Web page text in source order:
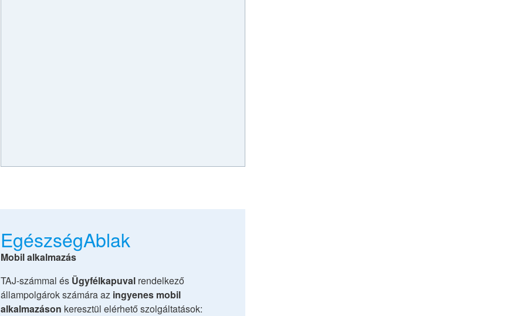
EgészségAblak
Mobil alkalmazás
TAJ-számmal és Ügyfélkapuval rendelkező
állampolgárok számára az ingyenes mobil
alkalmazáson keresztül elérhető szolgáltatások: